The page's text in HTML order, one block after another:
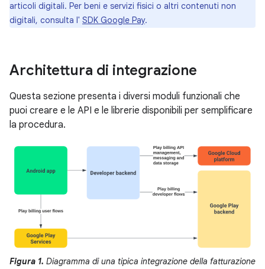
articoli digitali. Per beni e servizi fisici o altri contenuti non
digitali, consulta l' SDK Google Pay.
Architettura di integrazione
Questa sezione presenta i diversi moduli funzionali che
puoi creare e le API e le librerie disponibili per semplificare
la procedura.
Figura 1. Diagramma di una tipica integrazione della fatturazione